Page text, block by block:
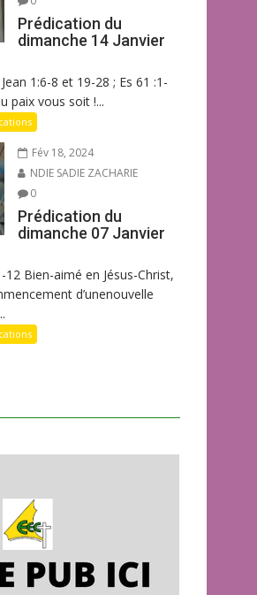
Prédication du
dimanche 14 Janvier
1:6-8 et 19-28 ; Es 61 :1-
paix vous soit !...
Fév 18, 2024
NDIE SADIE ZACHARIE
0
Prédication du
dimanche 07 Janvier
Bien-aimé en Jésus-Christ,
d’unenouvelle